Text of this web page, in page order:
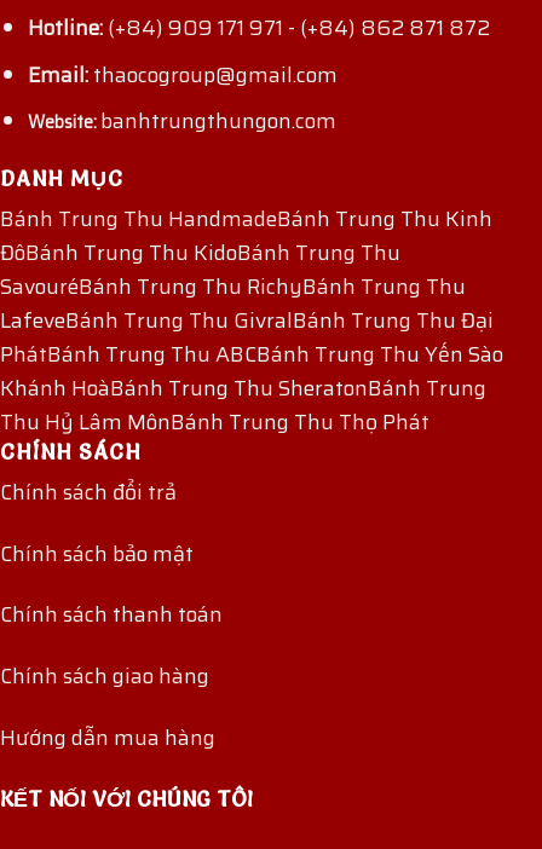
Hotline:(+84) 909 171 971 - (+84) 862 871 872
Email:thaocogroup@gmail.com
Website:banhtrungthungon.com
DANH MỤC
Bánh Trung Thu HandmadeBánh Trung Thu Kinh
ĐôBánh Trung Thu KidoBánh Trung Thu
SavouréBánh Trung Thu RichyBánh Trung Thu
LafeveBánh Trung Thu GivralBánh Trung Thu Đại
PhátBánh Trung Thu ABCBánh Trung Thu Yến Sào
Khánh HoàBánh Trung Thu SheratonBánh Trung
Thu Hỷ Lâm MônBánh Trung Thu Thọ Phát
CHÍNH SÁCH
Chính sách đổi trả
Chính sách bảo mật
Chính sách thanh toán
Chính sách giao hàng
Hướng dẫn mua hàng
KẾT NỐI VỚI CHÚNG TÔI